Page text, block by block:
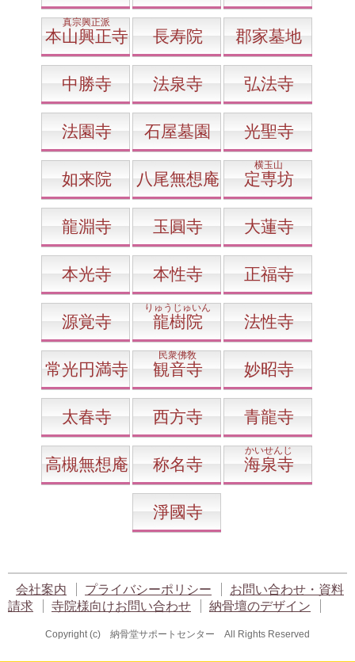
真宗興正派
本山興正寺 長寿院 郡家墓地
中勝寺 法泉寺 弘法寺
法園寺 石屋墓園 光聖寺
如来院 八尾無想庵
横玉山
定専坊
龍淵寺 玉圓寺 大蓮寺
本光寺 本性寺 正福寺
源覚寺
りゅうじゅいん
龍樹院 法性寺
常光円満寺
民衆佛敎
観音寺 妙昭寺
太春寺 西方寺 青龍寺
高槻無想庵 称名寺
かいせんじ
海泉寺
淨國寺
会社案内 プライバシーポリシー
お問い合わせ・資料
請求
寺院様向けお問い合わせ 納骨壇のデザイン
Copyright (c) 納骨堂サポートセンター All Rights Reserved